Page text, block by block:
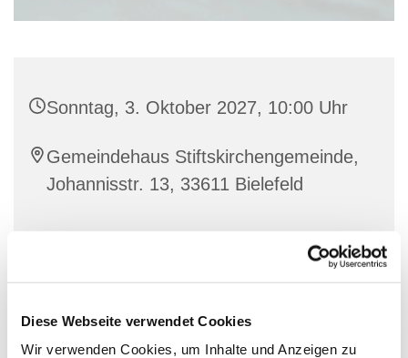
Diese Webseite verwendet Cookies
Wir verwenden Cookies, um Inhalte und Anzeigen zu
Sonntag, 3. Oktober 2027, 10:00 Uhr
Gemeindehaus Stiftskirchengemeinde,
Johannisstr. 13, 33611 Bielefeld